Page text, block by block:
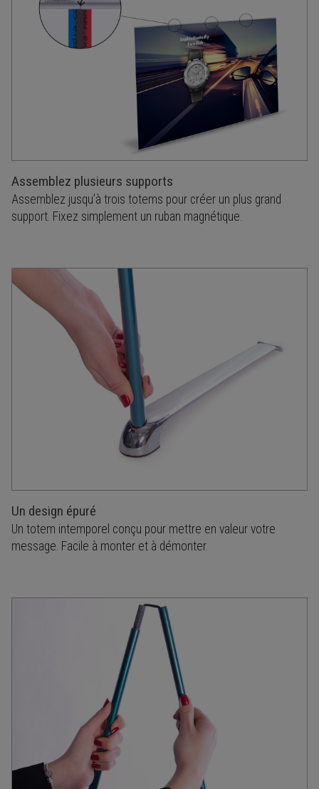
Assemblez plusieurs supports
Assemblez jusqu’à trois totems pour créer un plus grand
support. Fixez simplement un ruban magnétique.
Un design épuré
Un totem intemporel conçu pour mettre en valeur votre
message. Facile à monter et à démonter.